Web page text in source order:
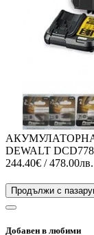
DEWALT
244.40€ / 478.00лв.
Продължи с
Добавен в любими